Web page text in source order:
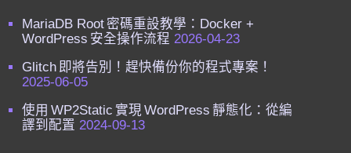
MariaDB Root 密碼重設教學：Docker +
WordPress 安全操作流程 2026-04-23
Glitch 即將告別！趕快備份你的程式專案！
2025-06-05
使用 WP2Static 實現 WordPress 靜態化：從編
譯到配置 2024-09-13